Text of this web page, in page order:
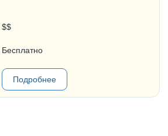
$$
Бесплатно
Подробнее